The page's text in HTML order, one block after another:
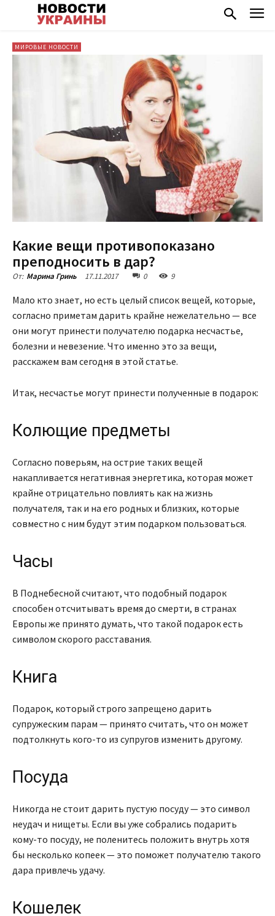
МИРОВЫЕ НОВОСТИ
Какие вещи противопоказано
преподносить в дар?
От: Марина Гринь 17.11.2017 0 9
Мало кто знает, но есть целый список вещей, которые,
согласно приметам дарить крайне нежелательно — все
они могут принести получателю подарка несчастье,
болезни и невезение. Что именно это за вещи,
расскажем вам сегодня в этой статье.
Итак, несчастье могут принести полученные в подарок:
Колющие предметы
Согласно поверьям, на острие таких вещей
накапливается негативная энергетика, которая может
крайне отрицательно повлиять как на жизнь
получателя, так и на его родных и близких, которые
совместно с ним будут этим подарком пользоваться.
Часы
В Поднебесной считают, что подобный подарок
способен отсчитывать время до смерти, в странах
Европы же принято думать, что такой подарок есть
символом скорого расставания.
Книга
Подарок, который строго запрещено дарить
супружеским парам — принято считать, что он может
подтолкнуть кого-то из супругов изменить другому.
Посуда
Никогда не стоит дарить пустую посуду — это символ
неудач и нищеты. Если вы уже собрались подарить
кому-то посуду, не поленитесь положить внутрь хотя
бы несколько копеек — это поможет получателю такого
дара привлечь удачу.
Кошелек